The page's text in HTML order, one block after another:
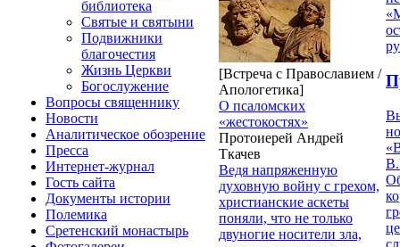
библиотека
Святые и святыни
Подвижники
благочестия
Жизнь Церкви
Богослужение
Вопросы священнику
Новости
Аналитическое обозрение
Пресса
Интернет-журнал
Гость сайта
Документы истории
Полемика
Сретенский монастырь
[Встреча с Православием /
Апологетика]
О псаломских
«жестокостях»
Протоиерей Андрей
Ткачев
Ведя напряженную
духовную войну с грехом,
христианские аскеты
поняли, что не только
двуногие носители зла,